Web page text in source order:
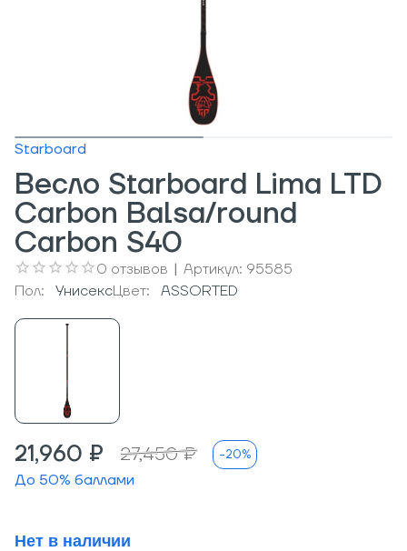
Starboard
Весло Starboard Lima LTD
Carbon Balsa/round
Carbon S40
0 отзывов | Артикул: 95585
Пол:
УнисексЦвет: ASSORTED
21,960 ₽ 27,450 ₽ -20%
До 50% баллами
Нет в наличии